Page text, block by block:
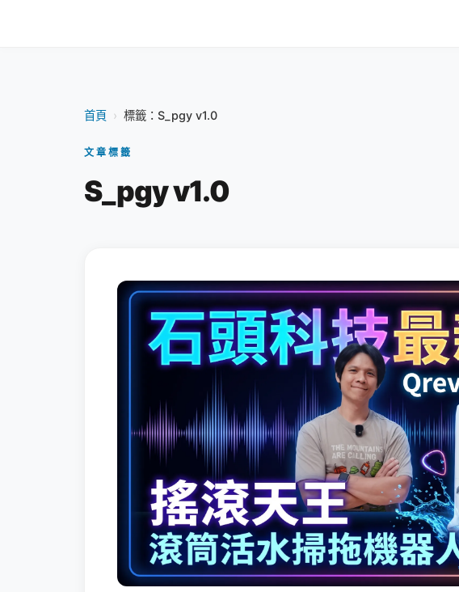
首頁 › 標籤：S_pgy v1.0
文章標籤
S_pgy v1.0